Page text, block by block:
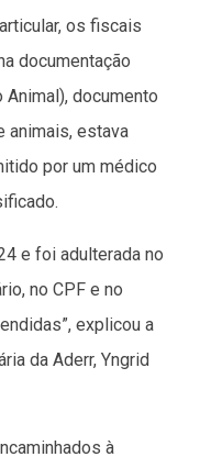
os fiscais
documentação
Animal), documento
animais, estava
por um médico
e foi adulterada no
no CPF e no
explicou a
da Aderr, Yngrid
à